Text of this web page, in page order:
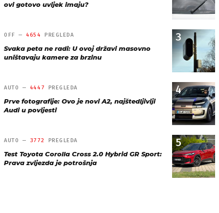
ovi gotovo uvijek imaju?
3
OFF —4654 PREGLEDA
Svaka peta ne radi: U ovoj državi masovno
uništavaju kamere za brzinu
4
AUTO — 4447 PREGLEDA
Prve fotografije: Ovo je novi A2, najštedljiviji
Audi u povijesti
5
AUTO — 3772 PREGLEDA
Test Toyota Corolla Cross 2.0 Hybrid GR Sport:
Prava zvijezda je potrošnja